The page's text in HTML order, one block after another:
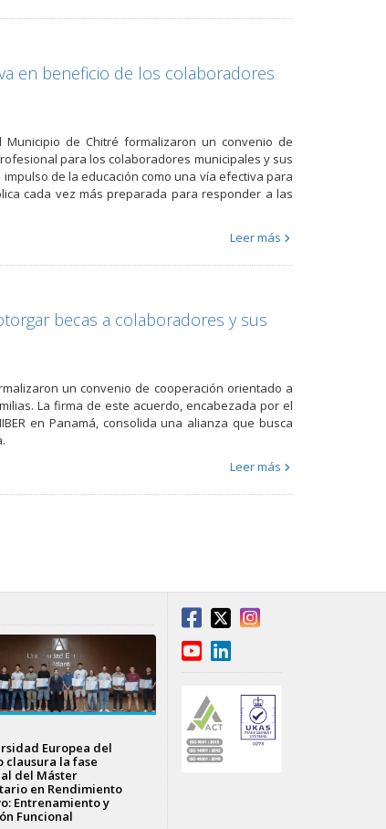
en beneficio de los colaboradores
Municipio de Chitré formalizaron un convenio de
para los colaboradores municipales y sus
de la educación como una vía efectiva para
cada vez más preparada para responder a las
Leer más
becas a colaboradores y sus
un convenio de cooperación orientado a
La firma de este acuerdo, encabezada por el
en Panamá, consolida una alianza que busca
Leer más
Europea del
clausura la fase
del Máster
en Rendimiento
Entrenamiento y
Funcional